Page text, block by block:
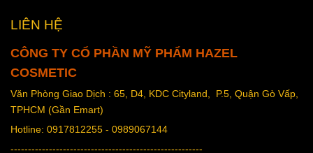
LIÊN HỆ
CÔNG TY CỔ PHẦN MỸ PHẨM HAZEL
COSMETIC
Văn Phòng Giao Dịch : 65, D4, KDC Cityland, P.5, Quận Gò Vấp,
TPHCM (Gần Emart)
Hotline: 0917812255 - 0989067144
-------------------------------------------------------